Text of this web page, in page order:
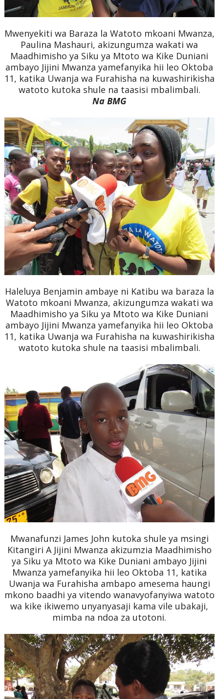
Mwenyekiti wa Baraza la Watoto mkoani Mwanza,
Paulina Mashauri, akizungumza wakati wa
Maadhimisho ya Siku ya Mtoto wa Kike Duniani
ambayo Jijini Mwanza yamefanyika hii leo Oktoba
11, katika Uwanja wa Furahisha na kuwashirikisha
watoto kutoka shule na taasisi mbalimbali.
Na BMG
Haleluya Benjamin ambaye ni Katibu wa baraza la
Watoto mkoani Mwanza, akizungumza wakati wa
Maadhimisho ya Siku ya Mtoto wa Kike Duniani
ambayo Jijini Mwanza yamefanyika hii leo Oktoba
11, katika Uwanja wa Furahisha na kuwashirikisha
watoto kutoka shule na taasisi mbalimbali.
Mwanafunzi James John kutoka shule ya msingi
Kitangiri A Jijini Mwanza akizumzia Maadhimisho
ya Siku ya Mtoto wa Kike Duniani ambayo Jijini
Mwanza yamefanyika hii leo Oktoba 11, katika
Uwanja wa Furahisha ambapo amesema haungi
mkono baadhi ya vitendo wanavyofanyiwa watoto
wa kike ikiwemo unyanyasaji kama vile ubakaji,
mimba na ndoa za utotoni.